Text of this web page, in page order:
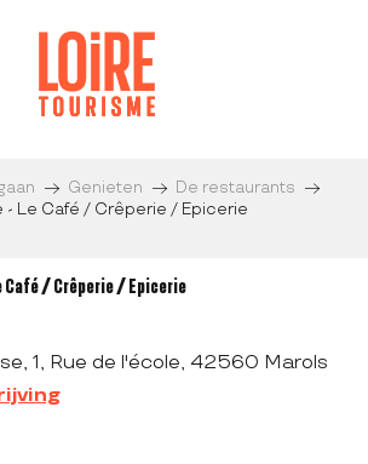
Genieten
De restaurants
- Le Café / Crêperie / Epicerie
Café / Crêperie / Epicerie
1, Rue de l'école, 42560 Marols
favoris